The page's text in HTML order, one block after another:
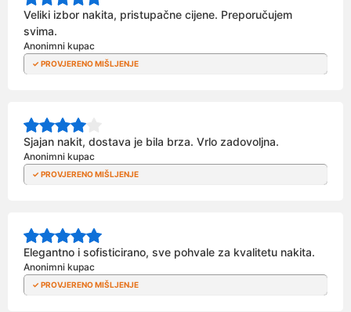
Veliki izbor nakita, pristupačne cijene. Preporučujem
svima.
Anonimni kupac
Sjajan nakit, dostava je bila brza. Vrlo zadovoljna.
Anonimni kupac
Elegantno i sofisticirano, sve pohvale za kvalitetu nakita.
Anonimni kupac